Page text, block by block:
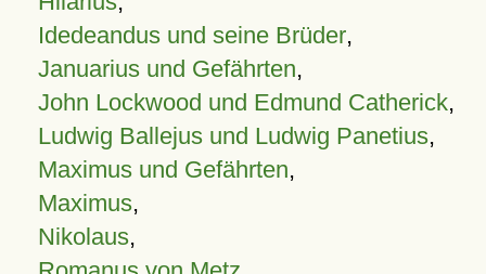
Idedeandus und seine Brüder,
Januarius und Gefährten,
John Lockwood und Edmund Catherick,
Ludwig Ballejus und Ludwig Panetius,
Maximus und Gefährten,
Maximus,
Nikolaus,